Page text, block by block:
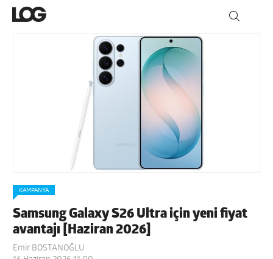
KAMPANYA
Samsung Galaxy S26 Ultra için yeni fiyat
avantajı [Haziran 2026]
Emir BOSTANOĞLU